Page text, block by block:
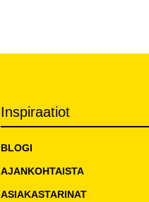
Inspiraatiot
BLOGI
AJANKOHTAISTA
ASIAKASTARINAT